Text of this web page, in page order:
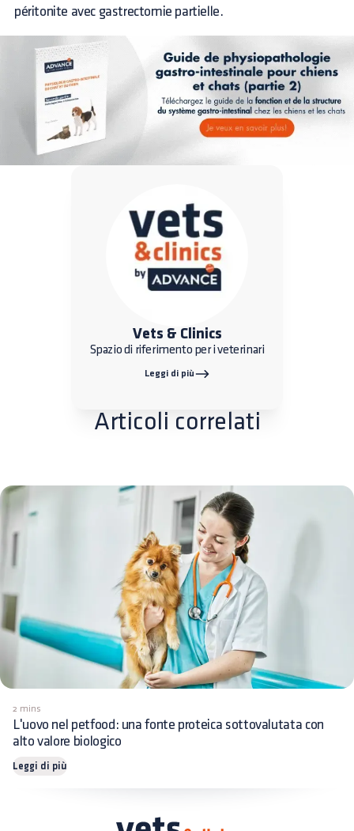
péritonite avec gastrectomie partielle.
Vets & Clinics
Spazio di riferimento per i veterinari
Leggi di più
Articoli correlati
2 mins
L'uovo nel petfood: una fonte proteica sottovalutata con
alto valore biologico
Leggi di più